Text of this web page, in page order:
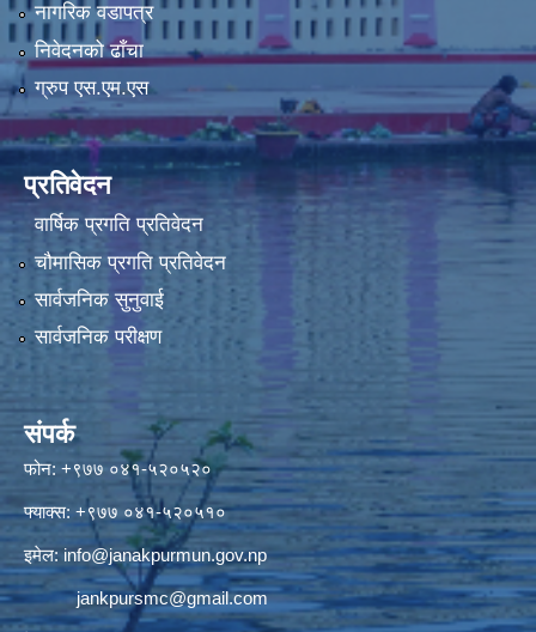
नागरिक वडापत्र
निवेदनको ढाँचा
ग्रुप एस.एम.एस
प्रतिवेदन
वार्षिक प्रगति प्रतिवेदन
चौमासिक प्रगति प्रतिवेदन
सार्वजनिक सुनुवाई
सार्वजनिक परीक्षण
संपर्क
फोन: +९७७ ०४१-५२०५२०
फ्याक्स: +९७७ ०४१-५२०५१०
इमेल:info@janakpurmun.gov.np
jankpursmc@gmail.com